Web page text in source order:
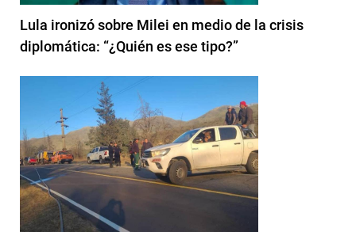
Lula ironizó sobre Milei en medio de la crisis
diplomática: “¿Quién es ese tipo?”